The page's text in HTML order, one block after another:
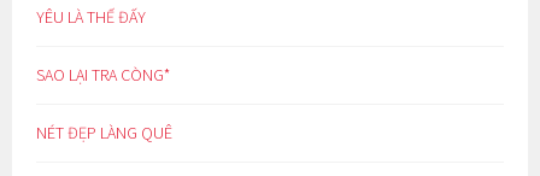
YÊU LÀ THẾ ĐẤY
SAO LẠI TRA CÒNG*
NÉT ĐẸP LÀNG QUÊ